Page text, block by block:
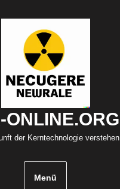
ONLINE.ORG
der Kerntechnologie verstehen
Menü